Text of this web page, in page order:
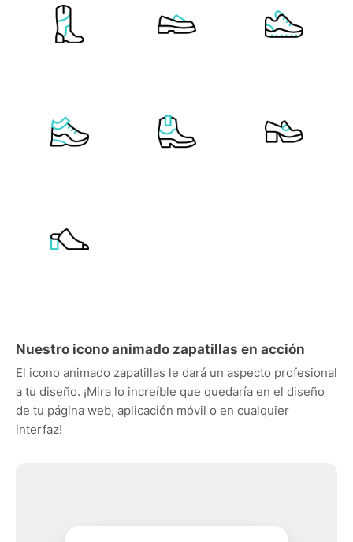
Nuestro icono animado zapatillas en acción
El icono animado zapatillas le dará un aspecto profesional
a tu diseño. ¡Mira lo increíble que quedaría en el diseño
de tu página web, aplicación móvil o en cualquier
interfaz!